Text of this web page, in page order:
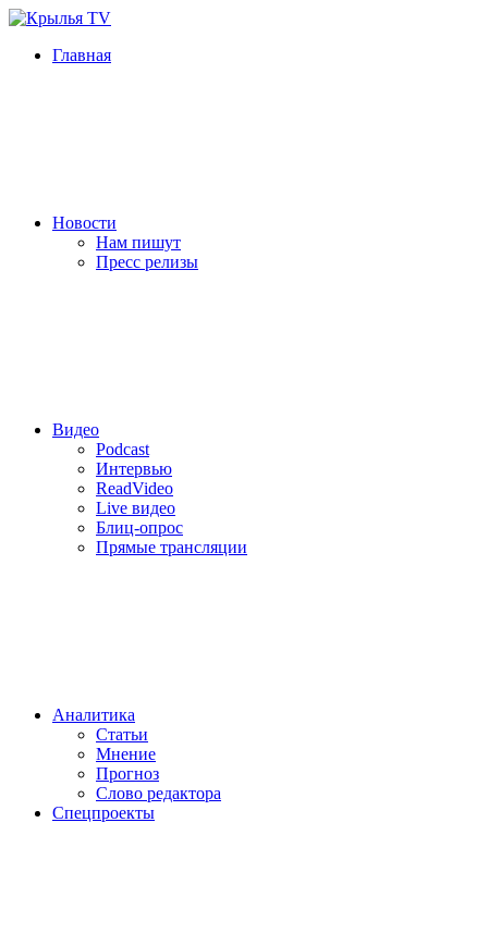
Главная
Новости
Нам пишут
Пресс релизы
Видео
Podcast
Интервью
ReadVideo
Live видео
Блиц-опрос
Прямые трансляции
Аналитика
Статьи
Мнение
Прогноз
Cлово редактора
Спецпроекты